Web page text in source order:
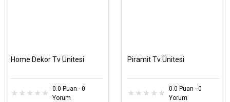
Home Dekor Tv Ünitesi
0.0 Puan - 0
Yorum
Piramit Tv Ünitesi
0.0 Puan - 0
Yorum